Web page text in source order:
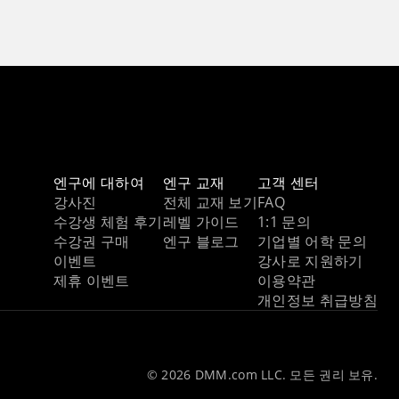
엔구에 대하여
강사진
수강생 체험 후기
수강권 구매
이벤트
제휴 이벤트
엔구 교재
전체 교재 보기
레벨 가이드
엔구 블로그
고객 센터
FAQ
1:1 문의
기업별 어학 문의
강사로 지원하기
이용약관
개인정보 취급방침
© 2026 DMM.com LLC. 모든 권리 보유.